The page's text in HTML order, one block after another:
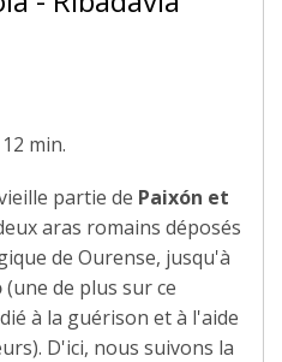
min.
partie de Paixón et
aras romains déposés
de Ourense, jusqu'à
(une de plus sur ce
à la guérison et à l'aide
D'ici, nous suivons la